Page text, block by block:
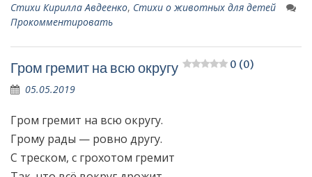
Стихи Кирилла Авдеенко, Стихи о животных для детей
Прокомментировать
Гром гремит на всю округу 0 (0)
05.05.2019
Гром гремит на всю округу.
Грому рады — ровно другу.
С треском, с грохотом гремит